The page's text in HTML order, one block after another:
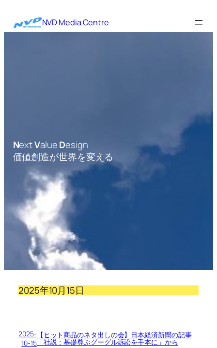
を
NVD Media Centre
NextValueDesign
価値創造が世界を変える
2025年10月15日
2025-
10-15
【ヒット商品のネタ出しの会】日本経済新聞の記事
「社説：基礎尊ぶグーグル訴訟を手本に」から